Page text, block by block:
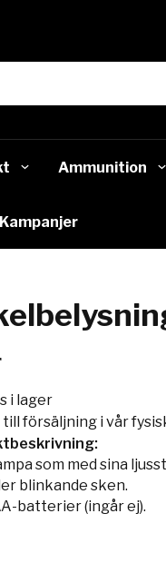
Ammunition
Kampanjer
i lager
till försäljning i vår
som med sina
blinkande sken.
batterier (ingår ej).